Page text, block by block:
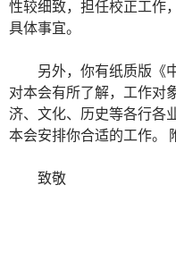
性较细致，担任校正工作
具体事宜。
另外，你有纸质版《
对本会有所了解，工作对
济、文化、历史等各行各
本会安排你合适的工作。
致敬